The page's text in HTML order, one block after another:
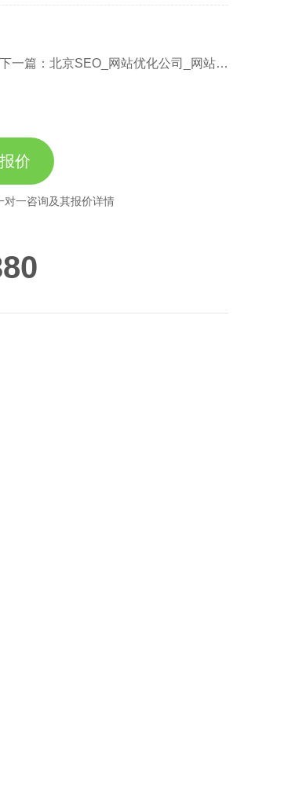
下一篇：北京SEO_网站优化公司_网站建设
价
一咨询及其报价详情